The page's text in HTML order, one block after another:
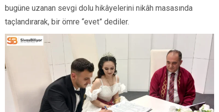
bugüne uzanan sevgi dolu hikâyelerini nikâh masasında
taçlandırarak, bir ömre “evet” dediler.